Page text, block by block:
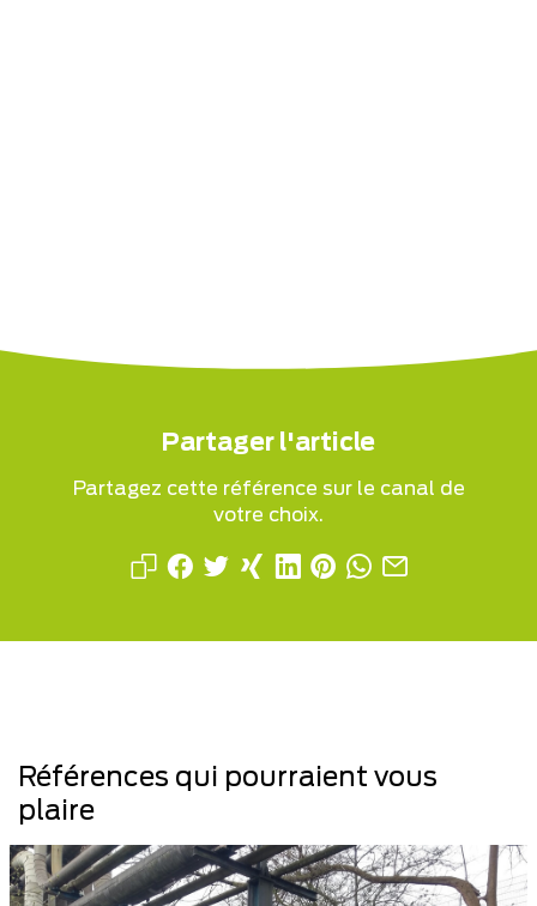
Partager l'article
Partagez cette référence sur le canal de
votre choix.
Références qui pourraient vous
plaire